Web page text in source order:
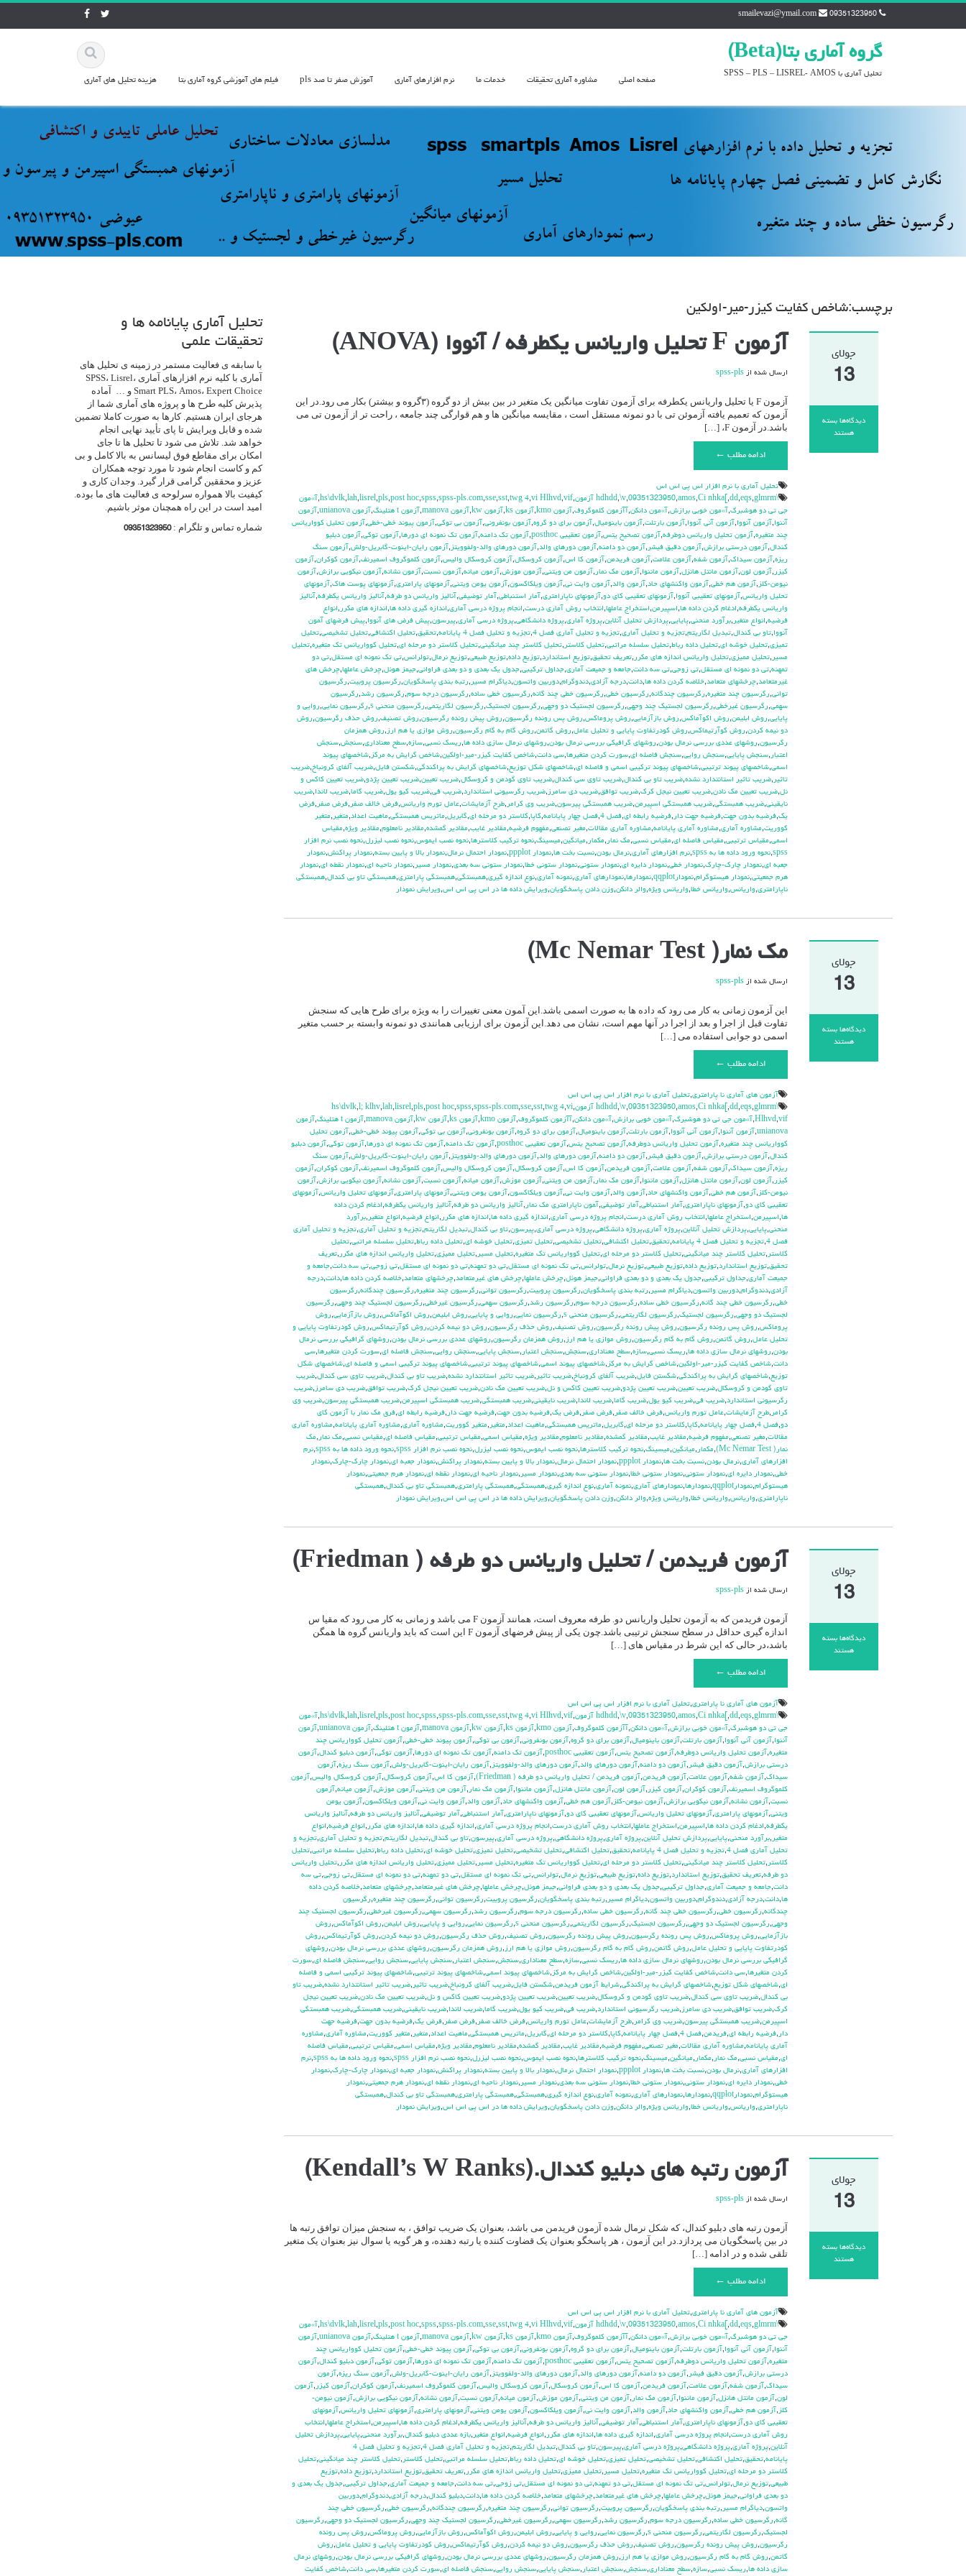
smailevazi@ymail.com
گروه آماري بتا(Beta)
تحليل آماري با SPSS – PLS – LISREL- AMOS
صفحه اصلی مشاوره آماري تحقيقات خدمات ما نرم افزارهای آماری آموزش صفر تا صد pls فيلم هاي آموزشي گروه آماري بتا هزينه تحليل هاي آماري
برچسب:شاخص كفايت كيزر-مير-اولكين
جولای
13
دیدگاه‌ها
برای
بسته
هستند
آزمون F تحلیل واریانس یکطرفه / آنووا (ANOVA)
ارسال شده ازspss-pls
آزمون F یا تحلیل واریانس یکطرفه برای آزمون تفاوت میانگین یک متغیر در بین بیش از دو گروه (۳گروه و بیشتر) بکار می رود.در این
آزمون که تعمیم یافته آزموئن تی با دو نمونه مستقل است ، مقایسه میانگین ها و هم قوارگی چند جامعه ، راحت تر از آزمون تی می
باشد.در آزمون F، […]
ادامه مطلب ←
تحليل آماري با نرم افزار اس پي اس اس
\hdhdd
,\v,09351323950,amos,Ci nhka[ ,dd,eqs,glmrm آزمون ,
hs\dvlk,lah,lisrel,pls,post hoc,spss,spss-pls.com,sse,sst,twg 4,vi Hlhvd,vif
,آ»مون
جي تي دو هوشبرگ,آ»مون خوبي برازش,آ»مون دانكن,آآزمون كلموگروف,آزمون kmo ,آزمون ks ,آزمون kw ,آزمون manova ,آزمون t هتلينگ ,آزمون unianova ,آزمون
آننوا,آزمون آنووا,آزمون آني آنووا,آزمون بارتلت,آزمون باينوميال,آزمون براي دو گروه,آزمون بونفروني,آزمون بي توكي,آزمون پيوند خطي-خطي,آزمون تحليل كوواريانس
چند متغيره,آزمون تحليل واريانس دوطرفه,آزمون تصحيح يتس,آزمون تعقيبي posthoc ,آزمون تك دامنه,آزمون تك نمونه اي دورها,آزمون توكي,آزمون دبليو
كندال,آزمون درستي برازش,آزمون دقيق فيشر ,آزمون دو دامنه,آزمون دورهاي والد,آزمون دورهاي والد-ولفوويتز ,آزمون رايان-اينوت-گابريل-ولش,آزمون سنگ
ريزه,آزمون سيداك,آزمون شفه,آزمون علامت,آزمون فريدمن,آزمون كا اس,آزمون كروسكال,آزمون كروسكال واليس,آزمون كلموگروف اسميرنف,آزمون كوكران,آزمون
كيزر ,آزمون لون,آزمون مانتل هانزل,آزمون ماننوا,آزمون مك نمار ,آزمون من ويتني,آزمون موزش,آزمون ميانه,آزمون نسبت,آزمون نشانه,آزمون نيكويي برازش,آزمون
نيومن-كلز ,آزمون هم خطي,آزمون واكنشهاي حاد,آزمون والد,آزمون وايت ني,آزمون ويلكاكسون,آزمون يومن ويتني,آزمونهاي پارامتري,آزمونهاي پوست هاك,آزمونهاي
تحليل واريانس,آزمونهاي تعقيبي آنووا,آزمونهاي تعقيبي كاي دو,آزمونهاي ناپارامتري,آمار استنباطي,آمار توضيفي,آناليز واريانس دو طرفه,آناليز واريانس يكطرفه,آناليز
واريانس يکطرفه,ادغام كردن داده ها,اسپيرمن,استخراج عاملها,انتخاب روش آماري درست,انجام پروژه درسي آماري,اندازه گيري داده ها,اندازه هاي مكرر ,انواع
فرضيه,انواع متغير ,برآورد منحني,پايايي,پردازش تحليل آنلاين,پروژه آماري,پروژه دانشگاهي,پروژه درسي آماري,پيرسون,پيش فرض هاي آنووا,پيش فرضهاي آ‍مون
آنووا,تاو بي کندال,تبديل لگاريتم,تجزيه و تحليل آماري,تجزيه و تحليل آماري فصل 4 ,تجزيه و تحليل فصل 4 پايانامه ,تحقيق,تحليل اكتشافي,تحليل تشخيصي,تحليل
تميزي,تحليل خوشه اي,تحليل داده رباط,تحليل سلسله مراتبي,تحليل كلاستر ,تحليل كلاستر چند ميانگيني,تحليل كلاستر دو مرحله اي,تحليل كوواريانس تك متغيره,تحليل
مسير ,تحليل مميزي,تحليل واريانس اندازه هاي مكرر ,تعريف تحقيق,توزيع استاندارد,توزيع داده,توزيع طبيعي,توزيع نرمال,تولرانس,تي تک نمونه اي مستقل,تي دو
تمهنه,تي دو نمونه اي مستقل,تي زوجي,تي سه دانت,جامعه و جميعت آماري,جداول تركيبي,جدول يك بعدي و دو بعدي فراواني,جيمز هوئل,چرخش عاملها,چرخش هاي
غيرمتعامد,چرخشهاي متعامد,خلاصه كردن داده ها,دانت,درجه آزادي,دندوگرام,دوربين واتسون,دياگرام مسير ,رتبه بندي پاسخگويان,رگرسيون پروبيت,رگرسيون
تواني,رگرسيون چند متغيره,رگرسيون چندگانه,رگرسيون خطي,رگرسيون خطي چند گانه,رگرسيون خطي ساده,رگرسيون درجه سوم,رگرسيون رشد,رگرسيون
سهمي,رگرسيون غيرخطي,رگرسيون لجستيك چند وجهي,رگرسيون لجستيك دو وجهي,رگرسيون لجستيک,رگرسيون لگاريتمي,رگرسيون منحني s ,رگرسيون نمايي,روايي و
پايايي,روش ابليمن,روش اكوآماكس,روش بازآزمايي,روش پروماكس,روش پس رونده رگرسيون,روش پيش رونده رگرسيون,روش تصنيف,روش حذف رگرسيون,روش
دو نيمه كردن,روش كوآرتيماكس,روش كودرتفاوت پايايي و تحليل عامل,روش گاتمن,روش گام به گام رگرسيون,روش موازي يا هم ارز ,روش همزمان
رگرسيون,روشهاي عددي بررسي نرمال بودن,روشهاي گرافيكي بررسي نرمال بودن,روشهاي نرمال سازي داده ها,ريسك نسبي,سازه,سطح معناداري,سنجش,سنجش
اعتبار ,سنجش پايايي,سنجش روايي,سنجش فاصله اي,سورت كردن متغيرها,سي دانت,شاخص كفايت كيزر-مير-اولكين,شاخص گرايش به مركز ,شاخصهاي پيوند
اسمي,شاخصهاي پيوند ترتيبي,شاخصهاي پيوند تركيبي اسمي و فاصله اي,شاخصهاي شكل توزيع,شاخصهاي گرايش به پراكندگي,شكستن فايل,ضريب آلفاي کرونباخ,ضريب
تاثير ,ضريب تاثير استانتدارد نشده,ضريب تاو بي كندال,ضريب تاوي سي كندال,ضريب تاوي گودمن و كروسكال,ضريب تعيين,ضريب تعيين پژدو,ضريب تعيين كاكس و
نل,ضريب تعيين مك نادن,ضريب تعيين نيجل كرك,ضريب توافق,ضريب دي سامرز ,ضريب رگرسيوني استاندارد,ضريب في,ضريب كيو يول,ضريب گاما,ضريب لاندا,ضريب
نايقيني,ضريب همبستگي,ضريب همبستگي اسپيرمن,ضريب همبستگي پيرسون,ضريب وي كرامر ,طرح آزمايشات,عامل تورم واريانس,فرض خالف صفر ,فرض صفر ,فرض
يك,فرضيه بدون جهت,فرضيه جهت دار ,فرضيه رابطه اي,فصل 4 ,فصل چهار پايانامه,كاپا,كلاستر دو مرحله اي,گابريل,ماتريس همبستگي,ماهيت اعداد,متغير ,متغير
كووريت,مشاوره آماري,مشاوره آماري پايانامه,مشاوره آماري مقالات,مغير تصنعي,مفهوم فرضيه,مقادير غايب,مقادير گمشده,مقادير نامعلوم,مقادير ويژه,مقياس
اسمي,مقياس ترتيبي,مقياس فاصله اي,مقياس نسبي,مك نمار ,مكمار ,ميانگين,ميسينگ,نحوه تركيب كلاسترها,نحوه نصب ايموس,نحوه نصب ليزرل,نحوه نصب نرم افزار
spss
,نحوه ورود داده ها به spss ,نرم افزارهاي آماري,نرمال بودن,نسبت بخت ها,نمودار ppplot ,نمودار احتمال نرمال,نمودار بالا و پايين بسته,نمودار پراكنش,نمودار
جعبه اي,نمودار چارك-چارك,نمودار خطي,نمودار دايره اي,نمودار ستوني,نمودار ستوني خطا,نمودار ستوني سه بعدي,نمودار مسير ,نمودار ناحيه اي,نمودار نقطه اي,نمودار
هرم جمعيتي,نمودار هيستوگرام,نمودارqqplot ,نمودارها,نمودارهاي آماري,نمونه آماري,نوع اندازه گيري,همبستگي,همبستگي پارامتري,همبستگي تاو بي کندال,همبستگي
ناپارامتري,واريانس,واريانس خطا,واريانس ويژه,والر دانكن,وزن دادن پاسخگويان,ويرايش داده ها در اس پي اس اس,ويرايش نمودار
جولای
13
دیدگاه‌ها
برای
بسته
هستند
مک نمار( Mc Nemar Test)
ارسال شده ازspss-pls
این آ‍زمون زمانی به کار می رود که داده ها به صورت اسمی باشد.این آ‍مون معنی تغییرات را به ویژه برای طرح هایی که سنجش
تفاوت قبل از اجرا و بعد از اجرا در آنها مهم است، نشان می دهد.این آ‍زمون برای ارزیابی همانندی دو نمونه وابسته بر حسب متغیر
اسمی دو جوابی استفاده می […]
ادامه مطلب ←
آزمون هاي آماري نا پارامتري,تحليل آماري با نرم افزار اس پي اس اس
\hdhdd
,\v,09351323950,amos,Ci nhka[ ,dd,eqs,glmrm آزمون ,
hs\dvlk,l; klhv,lah,lisrel,pls,post hoc,spss,spss-pls.com,sse,sst,twg 4,vi
Hlhvd,vif
,آ»مون جي تي دو هوشبرگ,آ»مون خوبي برازش,آ»مون دانكن,آآزمون كلموگروف,آزمون kmo ,آزمون ks ,آزمون kw ,آزمون manova ,آزمون t هتلينگ ,آزمون
unianova
,آزمون آننوا,آزمون آني آنووا,آزمون بارتلت,آزمون باينوميال,آزمون براي دو گروه,آزمون بونفروني,آزمون بي توكي,آزمون پيوند خطي-خطي,آزمون تحليل
كوواريانس چند متغيره,آزمون تحليل واريانس دوطرفه,آزمون تصحيح يتس,آزمون تعقيبي posthoc ,آزمون تك دامنه,آزمون تك نمونه اي دورها,آزمون توكي,آزمون دبليو
كندال,آزمون درستي برازش,آزمون دقيق فيشر ,آزمون دو دامنه,آزمون دورهاي والد,آزمون دورهاي والد-ولفوويتز ,آزمون رايان-اينوت-گابريل-ولش,آزمون سنگ
ريزه,آزمون سيداك,آزمون شفه,آزمون علامت,آزمون فريدمن,آزمون كا اس,آزمون كروسكال,آزمون كروسكال واليس,آزمون كلموگروف اسميرنف,آزمون كوكران,آزمون
كيزر ,آزمون لون,آزمون مانتل هانزل,آزمون ماننوا,آزمون مك نمار ,آزمون من ويتني,آزمون موزش,آزمون ميانه,آزمون نسبت,آزمون نشانه,آزمون نيكويي برازش,آزمون
نيومن-كلز ,آزمون هم خطي,آزمون واكنشهاي حاد,آزمون والد,آزمون وايت ني,آزمون ويلكاكسون,آزمون يومن ويتني,آزمونهاي پارامتري,آزمونهاي تحليل واريانس,آزمونهاي
تعقيبي كاي دو,آزمونهاي ناپارامتري,آمار استنباطي,آمار توضيفي,آ‍مون ناپارامتري مك نمار ,آناليز واريانس دو طرفه,آناليز واريانس يکطرفه,ادغام كردن داده
ها,اسپيرمن,استخراج عاملها,انتخاب روش آماري درست,انجام پروژه درسي آماري,اندازه گيري داده ها,اندازه هاي مكرر ,انواع فرضيه,انواع متغير ,برآورد
منحني,پايايي,پردازش تحليل آنلاين,پروژه آماري,پروژه دانشگاهي,پروژه درسي آماري,پيرسون,تاو بي کندال,تبديل لگاريتم,تجزيه و تحليل آماري,تجزيه و تحليل آماري
فصل 4 ,تجزيه و تحليل فصل 4 پايانامه ,تحقيق,تحليل اكتشافي,تحليل تشخيصي,تحليل تميزي,تحليل خوشه اي,تحليل داده رباط,تحليل سلسله مراتبي,تحليل
كلاستر ,تحليل كلاستر چند ميانگيني,تحليل كلاستر دو مرحله اي,تحليل كوواريانس تك متغيره,تحليل مسير ,تحليل مميزي,تحليل واريانس اندازه هاي مكرر ,تعريف
تحقيق,توزيع استاندارد,توزيع داده,توزيع طبيعي,توزيع نرمال,تولرانس,تي تک نمونه اي مستقل,تي دو تمهنه,تي دو نمونه اي مستقل,تي زوجي,تي سه دانت,جامعه و
جميعت آماري,جداول تركيبي,جدول يك بعدي و دو بعدي فراواني,جيمز هوئل,چرخش عاملها,چرخش هاي غيرمتعامد,چرخشهاي متعامد,خلاصه كردن داده ها,دانت,درجه
آزادي,دندوگرام,دوربين واتسون,دياگرام مسير ,رتبه بندي پاسخگويان,رگرسيون پروبيت,رگرسيون تواني,رگرسيون چند متغيره,رگرسيون چندگانه,رگرسيون
خطي,رگرسيون خطي چند گانه,رگرسيون خطي ساده,رگرسيون درجه سوم,رگرسيون رشد,رگرسيون سهمي,رگرسيون غيرخطي,رگرسيون لجستيك چند وجهي,رگرسيون
لجستيك دو وجهي,رگرسيون لجستيک,رگرسيون لگاريتمي,رگرسيون منحني s ,رگرسيون نمايي,روايي و پايايي,روش ابليمن,روش اكوآماكس,روش بازآزمايي,روش
پروماكس,روش پس رونده رگرسيون,روش پيش رونده رگرسيون,روش تصنيف,روش حذف رگرسيون,روش دو نيمه كردن,روش كوآرتيماكس,روش كودرتفاوت پايايي و
تحليل عامل,روش گاتمن,روش گام به گام رگرسيون,روش موازي يا هم ارز ,روش همزمان رگرسيون,روشهاي عددي بررسي نرمال بودن,روشهاي گرافيكي بررسي نرمال
بودن,روشهاي نرمال سازي داده ها,ريسك نسبي,سازه,سطح معناداري,سنجش,سنجش اعتبار ,سنجش پايايي,سنجش روايي,سنجش فاصله اي,سورت كردن متغيرها,سي
دانت,شاخص كفايت كيزر-مير-اولكين,شاخص گرايش به مركز ,شاخصهاي پيوند اسمي,شاخصهاي پيوند ترتيبي,شاخصهاي پيوند تركيبي اسمي و فاصله اي,شاخصهاي شكل
توزيع,شاخصهاي گرايش به پراكندگي,شكستن فايل,ضريب آلفاي کرونباخ,ضريب تاثير ,ضريب تاثير استانتدارد نشده,ضريب تاو بي كندال,ضريب تاوي سي كندال,ضريب
تاوي گودمن و كروسكال,ضريب تعيين,ضريب تعيين پژدو,ضريب تعيين كاكس و نل,ضريب تعيين مك نادن,ضريب تعيين نيجل كرك,ضريب توافق,ضريب دي سامرز ,ضريب
رگرسيوني استاندارد,ضريب في,ضريب كيو يول,ضريب گاما,ضريب لاندا,ضريب نايقيني,ضريب همبستگي,ضريب همبستگي اسپيرمن,ضريب همبستگي پيرسون,ضريب وي
كرامر ,طرح آزمايشات,عامل تورم واريانس,فرض خالف صفر ,فرض صفر ,فرض يك,فرضيه بدون جهت,فرضيه جهت دار ,فرضيه رابطه اي,فرق مك نمار با آزمون كاي
دو,فصل 4 ,فصل چهار پايانامه,كاپا,كلاستر دو مرحله اي,گابريل,ماتريس همبستگي,ماهيت اعداد,متغير ,متغير كووريت,مشاوره آماري,مشاوره آماري پايانامه,مشاوره آماري
مقالات,مغير تصنعي,مفهوم فرضيه,مقادير غايب,مقادير گمشده,مقادير نامعلوم,مقادير ويژه,مقياس اسمي,مقياس ترتيبي,مقياس فاصله اي,مقياس نسبي,مك نمار ,مك
نمار( Mc Nemar Test)
,مكمار ,ميانگين,ميسينگ,نحوه تركيب كلاسترها,نحوه نصب ايموس,نحوه نصب ليزرل,نحوه نصب نرم افزار spss ,نحوه ورود داده ها به spss ,نرم
افزارهاي آماري,نرمال بودن,نسبت بخت ها,نمودار ppplot ,نمودار احتمال نرمال,نمودار بالا و پايين بسته,نمودار پراكنش,نمودار جعبه اي,نمودار چارك-چارك,نمودار
خطي,نمودار دايره اي,نمودار ستوني,نمودار ستوني خطا,نمودار ستوني سه بعدي,نمودار مسير ,نمودار ناحيه اي,نمودار نقطه اي,نمودار هرم جمعيتي,نمودار
هيستوگرام,نمودارqqplot ,نمودارها,نمودارهاي آماري,نمونه آماري,نوع اندازه گيري,همبستگي,همبستگي پارامتري,همبستگي تاو بي کندال,همبستگي
ناپارامتري,واريانس,واريانس خطا,واريانس ويژه,والر دانكن,وزن دادن پاسخگويان,ويرايش داده ها در اس پي اس اس,ويرايش نمودار
جولای
13
دیدگاه‌ها
برای
بسته
هستند
آزمون فریدمن / تحلیل واریانس دو طرفه ( Friedman)
ارسال شده ازspss-pls
آزمون فریدمن که به آزمون تحلیل واریانس دو. طرفه معروف است، همانند آزمون F می باشد و زمانی به کار می رود که مقیا س
اندازه گیری حداقل در سطح سنجش ترتیبی باشد.چون یکی از پیش فرضهای آزمون F این است که باید واریانس گروه ها همگن
باشد،در حالی که این شرط در مقیاس های […]
ادامه مطلب ←
آزمون هاي آماري نا پارامتري,تحليل آماري با نرم افزار اس پي اس اس
\hdhdd
,\v,09351323950,amos,Ci nhka[ ,dd,eqs,glmrm آزمون ,
hs\dvlk,lah,lisrel,pls,post hoc,spss,spss-pls.com,sse,sst,twg 4,vi Hlhvd,vif
,آ»مون
جي تي دو هوشبرگ,آ»مون خوبي برازش,آ»مون دانكن,آآزمون كلموگروف,آزمون kmo ,آزمون ks ,آزمون kw ,آزمون manova ,آزمون t هتلينگ ,آزمون unianova ,آزمون
آننوا,آزمون آني آنووا,آزمون بارتلت,آزمون باينوميال,آزمون براي دو گروه,آزمون بونفروني,آزمون بي توكي,آزمون پيوند خطي-خطي,آزمون تحليل كوواريانس چند
متغيره,آزمون تحليل واريانس دوطرفه,آزمون تصحيح يتس,آزمون تعقيبي posthoc ,آزمون تك دامنه,آزمون تك نمونه اي دورها,آزمون توكي,آزمون دبليو كندال,آزمون
درستي برازش,آزمون دقيق فيشر ,آزمون دو دامنه,آزمون دورهاي والد,آزمون دورهاي والد-ولفوويتز ,آزمون رايان-اينوت-گابريل-ولش,آزمون سنگ ريزه,آزمون
سيداك,آزمون شفه,آزمون علامت,آزمون فريدمن,آزمون فريدمن / تحليل واريانس دو طرفه ( Friedman) ,آزمون كا اس,آزمون كروسكال,آزمون كروسكال واليس,آزمون
كلموگروف اسميرنف,آزمون كوكران,آزمون كيزر ,آزمون لون,آزمون مانتل هانزل,آزمون ماننوا,آزمون مك نمار ,آزمون من ويتني,آزمون موزش,آزمون ميانه,آزمون
نسبت,آزمون نشانه,آزمون نيكويي برازش,آزمون نيومن-كلز ,آزمون هم خطي,آزمون واكنشهاي حاد,آزمون والد,آزمون وايت ني,آزمون ويلكاكسون,آزمون يومن
ويتني,آزمونهاي پارامتري,آزمونهاي تحليل واريانس,آزمونهاي تعقيبي كاي دو,آزمونهاي ناپارامتري,آمار استنباطي,آمار توضيفي,آناليز واريانس دو طرفه,آناليز واريانس
يکطرفه,ادغام كردن داده ها,اسپيرمن,استخراج عاملها,انتخاب روش آماري درست,انجام پروژه درسي آماري,اندازه گيري داده ها,اندازه هاي مكرر ,انواع فرضيه,انواع
متغير ,برآورد منحني,پايايي,پردازش تحليل آنلاين,پروژه آماري,پروژه دانشگاهي,پروژه درسي آماري,پيرسون,تاو بي کندال,تبديل لگاريتم,تجزيه و تحليل آماري,تجزيه و
تحليل آماري فصل 4 ,تجزيه و تحليل فصل 4 پايانامه ,تحقيق,تحليل اكتشافي,تحليل تشخيصي,تحليل تميزي,تحليل خوشه اي,تحليل داده رباط,تحليل سلسله مراتبي,تحليل
كلاستر ,تحليل كلاستر چند ميانگيني,تحليل كلاستر دو مرحله اي,تحليل كوواريانس تك متغيره,تحليل مسير ,تحليل مميزي,تحليل واريانس اندازه هاي مكرر ,تحليل واريانس
دو طرفه,تعريف تحقيق,توزيع استاندارد,توزيع داده,توزيع طبيعي,توزيع نرمال,تولرانس,تي تک نمونه اي مستقل,تي دو تمهنه,تي دو نمونه اي مستقل,تي زوجي,تي سه
دانت,جامعه و جميعت آماري,جداول تركيبي,جدول يك بعدي و دو بعدي فراواني,جيمز هوئل,چرخش عاملها,چرخش هاي غيرمتعامد,چرخشهاي متعامد,خلاصه كردن داده
ها,دانت,درجه آزادي,دندوگرام,دوربين واتسون,دياگرام مسير ,رتبه بندي پاسخگويان,رگرسيون پروبيت,رگرسيون تواني,رگرسيون چند متغيره,رگرسيون
چندگانه,رگرسيون خطي,رگرسيون خطي چند گانه,رگرسيون خطي ساده,رگرسيون درجه سوم,رگرسيون رشد,رگرسيون سهمي,رگرسيون غيرخطي,رگرسيون لجستيك چند
وجهي,رگرسيون لجستيك دو وجهي,رگرسيون لجستيک,رگرسيون لگاريتمي,رگرسيون منحني s ,رگرسيون نمايي,روايي و پايايي,روش ابليمن,روش اكوآماكس,روش
بازآزمايي,روش پروماكس,روش پس رونده رگرسيون,روش پيش رونده رگرسيون,روش تصنيف,روش حذف رگرسيون,روش دو نيمه كردن,روش كوآرتيماكس,روش
كودرتفاوت پايايي و تحليل عامل,روش گاتمن,روش گام به گام رگرسيون,روش موازي يا هم ارز ,روش همزمان رگرسيون,روشهاي عددي بررسي نرمال بودن,روشهاي
گرافيكي بررسي نرمال بودن,روشهاي نرمال سازي داده ها,ريسك نسبي,سازه,سطح معناداري,سنجش,سنجش اعتبار ,سنجش پايايي,سنجش روايي,سنجش فاصله اي,سورت
كردن متغيرها,سي دانت,شاخص كفايت كيزر-مير-اولكين,شاخص گرايش به مركز ,شاخصهاي پيوند اسمي,شاخصهاي پيوند ترتيبي,شاخصهاي پيوند تركيبي اسمي و فاصله
اي,شاخصهاي شكل توزيع,شاخصهاي گرايش به پراكندگي,شرايط آزمون فريدمن,شكستن فايل,ضريب آلفاي کرونباخ,ضريب تاثير ,ضريب تاثير استانتدارد نشده,ضريب تاو
بي كندال,ضريب تاوي سي كندال,ضريب تاوي گودمن و كروسكال,ضريب تعيين,ضريب تعيين پژدو,ضريب تعيين كاكس و نل,ضريب تعيين مك نادن,ضريب تعيين نيجل
كرك,ضريب توافق,ضريب دي سامرز ,ضريب رگرسيوني استاندارد,ضريب في,ضريب كيو يول,ضريب گاما,ضريب لاندا,ضريب نايقيني,ضريب همبستگي,ضريب همبستگي
اسپيرمن,ضريب همبستگي پيرسون,ضريب وي كرامر ,طرح آزمايشات,عامل تورم واريانس,فرض خالف صفر ,فرض صفر ,فرض يك,فرضيه بدون جهت,فرضيه جهت
دار ,فرضيه رابطه اي,فريدمن,فصل 4 ,فصل چهار پايانامه,كاپا,كلاستر دو مرحله اي,گابريل,ماتريس همبستگي,ماهيت اعداد,متغير ,متغير كووريت,مشاوره آماري,مشاوره
آماري پايانامه,مشاوره آماري مقالات,مغير تصنعي,مفهوم فرضيه,مقادير غايب,مقادير گمشده,مقادير نامعلوم,مقادير ويژه,مقياس اسمي,مقياس ترتيبي,مقياس فاصله
اي,مقياس نسبي,مك نمار ,مكمار ,ميانگين,ميسينگ,نحوه تركيب كلاسترها,نحوه نصب ايموس,نحوه نصب ليزرل,نحوه نصب نرم افزار spss ,نحوه ورود داده ها به spss ,نرم
افزارهاي آماري,نرمال بودن,نسبت بخت ها,نمودار ppplot ,نمودار احتمال نرمال,نمودار بالا و پايين بسته,نمودار پراكنش,نمودار جعبه اي,نمودار چارك-چارك,نمودار
خطي,نمودار دايره اي,نمودار ستوني,نمودار ستوني خطا,نمودار ستوني سه بعدي,نمودار مسير ,نمودار ناحيه اي,نمودار نقطه اي,نمودار هرم جمعيتي,نمودار
هيستوگرام,نمودارqqplot ,نمودارها,نمودارهاي آماري,نمونه آماري,نوع اندازه گيري,همبستگي,همبستگي پارامتري,همبستگي تاو بي کندال,همبستگي
ناپارامتري,واريانس,واريانس خطا,واريانس ويژه,والر دانكن,وزن دادن پاسخگويان,ويرايش داده ها در اس پي اس اس,ويرايش نمودار
جولای
13
دیدگاه‌ها
برای
بسته
هستند
آزمون رتبه های دبلیو کندال.(Kendall’s W Ranks)
ارسال شده ازspss-pls
آزمون رتبه های دبلیو کندال، که شکل نرمال شده آزمون فریدمن می باشد، بعنوان یک ضریب توافق ، به سنجش میزان توافق رتبه ها
در بین پاسخگویان می پردازد.در این آزمون ، هر پاسخگو بعنوان یک قضاوت کننده یا رتبه دهنده، و هر گویه یا سوال نیز بعنوان یک متغیر
تلقی شده و در ادامه […]
ادامه مطلب ←
آزمون هاي آماري نا پارامتري,تحليل آماري با نرم افزار اس پي اس اس
\hdhdd
,\v,09351323950,amos,Ci nhka[ ,dd,eqs,glmrm آزمون ,
hs\dvlk,lah,lisrel,pls,post hoc,spss,spss-pls.com,sse,sst,twg 4,vi Hlhvd,vif
,آ»مون
جي تي دو هوشبرگ,آ»مون خوبي برازش,آ»مون دانكن,آآزمون كلموگروف,آزمون kmo ,آزمون ks ,آزمون kw ,آزمون manova ,آزمون t هتلينگ ,آزمون unianova ,آزمون
آننوا,آزمون آني آنووا,آزمون بارتلت,آزمون باينوميال,آزمون براي دو گروه,آزمون بونفروني,آزمون بي توكي,آزمون پيوند خطي-خطي,آزمون تحليل كوواريانس چند
متغيره,آزمون تحليل واريانس دوطرفه,آزمون تصحيح يتس,آزمون تعقيبي posthoc ,آزمون تك دامنه,آزمون تك نمونه اي دورها,آزمون توكي,آزمون دبليو كندال,آزمون
درستي برازش,آزمون دقيق فيشر ,آزمون دو دامنه,آزمون دورهاي والد,آزمون دورهاي والد-ولفوويتز ,آزمون رايان-اينوت-گابريل-ولش,آزمون سنگ ريزه,آزمون
سيداك,آزمون شفه,آزمون علامت,آزمون فريدمن,آزمون كا اس,آزمون كروسكال,آزمون كروسكال واليس,آزمون كلموگروف اسميرنف,آزمون كوكران,آزمون كيزر ,آزمون
لون,آزمون مانتل هانزل,آزمون ماننوا,آزمون مك نمار ,آزمون من ويتني,آزمون موزش,آزمون ميانه,آزمون نسبت,آزمون نشانه,آزمون نيكويي برازش,آزمون نيومن-
كلز ,آزمون هم خطي,آزمون واكنشهاي حاد,آزمون والد,آزمون وايت ني,آزمون ويلكاكسون,آزمون يومن ويتني,آزمونهاي پارامتري,آزمونهاي تحليل واريانس,آزمونهاي
تعقيبي كاي دو,آزمونهاي ناپارامتري,آمار استنباطي,آمار توضيفي,آناليز واريانس دو طرفه,آناليز واريانس يکطرفه,ادغام كردن داده ها,اسپيرمن,استخراج عاملها,انتخاب
روش آماري درست,انجام پروژه درسي آماري,اندازه گيري داده ها,اندازه هاي مكرر ,انواع فرضيه,انواع متغير ,بازه عددي دبليو كندال,برآورد منحني,پايايي,پردازش تحليل
آنلاين,پروژه آماري,پروژه دانشگاهي,پروژه درسي آماري,پيرسون,تاو بي کندال,تبديل لگاريتم,تجزيه و تحليل آماري فصل 4 ,
تجزيه و تحليل فصل 4
پايانامه,تحقيق,تحليل اكتشافي,تحليل تشخيصي,تحليل تميزي,تحليل خوشه اي,تحليل داده رباط,تحليل سلسله مراتبي,تحليل كلاستر ,تحليل كلاستر چند ميانگيني,تحليل
كلاستر دو مرحله اي,تحليل كوواريانس تك متغيره,تحليل مسير ,تحليل مميزي,تحليل واريانس اندازه هاي مكرر ,تعريف تحقيق,توزيع استاندارد,توزيع داده,توزيع
طبيعي,توزيع نرمال,تولرانس,تي تک نمونه اي مستقل,تي دو تمهنه,تي دو نمونه اي مستقل,تي زوجي,تي سه دانت,جامعه و جميعت آماري,جداول تركيبي,جدول يك بعدي و
دو بعدي فراواني,جيمز هوئل,چرخش عاملها,چرخش هاي غيرمتعامد,چرخشهاي متعامد,خلاصه كردن داده ها,دانت,دبليو كندال,درجه آزادي,دندوگرام,دوربين
واتسون,دياگرام مسير ,رتبه بندي پاسخگويان,رگرسيون پروبيت,رگرسيون تواني,رگرسيون چند متغيره,رگرسيون چندگانه,رگرسيون خطي,رگرسيون خطي چند
گانه,رگرسيون خطي ساده,رگرسيون درجه سوم,رگرسيون رشد,رگرسيون سهمي,رگرسيون غيرخطي,رگرسيون لجستيك چند وجهي,رگرسيون لجستيك دو وجهي,رگرسيون
لجستيک,رگرسيون لگاريتمي,رگرسيون منحني s ,رگرسيون نمايي,روايي و پايايي,روش ابليمن,روش اكوآماكس,روش بازآزمايي,روش پروماكس,روش پس رونده
رگرسيون,روش پيش رونده رگرسيون,روش تصنيف,روش حذف رگرسيون,روش دو نيمه كردن,روش كوآرتيماكس,روش كودرتفاوت پايايي و تحليل عامل,روش
گاتمن,روش گام به گام رگرسيون,روش موازي يا هم ارز ,روش همزمان رگرسيون,روشهاي عددي بررسي نرمال بودن,روشهاي گرافيكي بررسي نرمال بودن,روشهاي نرمال
سازي داده ها,ريسك نسبي,سازه,سطح معناداري,سنجش,سنجش اعتبار ,سنجش پايايي,سنجش روايي,سنجش فاصله اي,سورت كردن متغيرها,سي دانت,شاخص كفايت
تحلیل آماری پایانامه ها و
تحقیقات علمی
با سابقه ی فعالیت مستمر در زمینه ی تحلیل های
آماری با کلیه نرم افزارهای آماری SPSS، Lisrel،
Smart PLS، Amos، Expert Choice و … آماده
پذیرش کلیه طرح ها و پروژه های آماری شما از
هرجای ایران هستیم. کارها به صورت کاملا تضمین
شده و قابل ویرایش تا پای تأیید نهایی انجام
خواهد شد. تلاش می شود تا تحلیل ها تا جای
امکان برای مقاطع فوق لیسانس به بالا کامل و بی
کم و کاست انجام شود تا مورد توجه همکاران
عزیز و محققین گرامی قرار گیرد. وجدان کاری و
کیفیت بالا همواره سرلوحه ی فعالیت های ما بوده.
امید است در این راه همچنان موثر باشیم.
شماره تماس و تلگرام :09351323950